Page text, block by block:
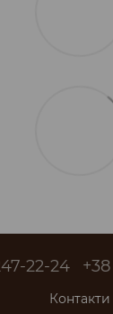
22-24
Контакти